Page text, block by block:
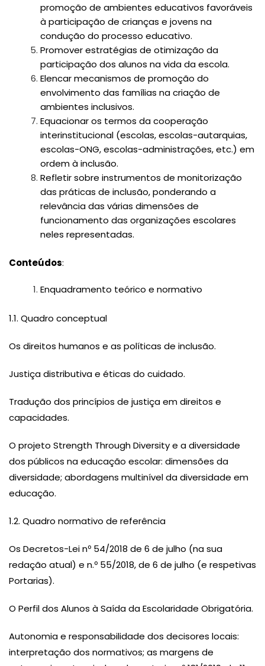
promoção de ambientes educativos favoráveis
à participação de crianças e jovens na
condução do processo educativo.
Promover estratégias de otimização da
participação dos alunos na vida da escola.
Elencar mecanismos de promoção do
envolvimento das famílias na criação de
ambientes inclusivos.
Equacionar os termos da cooperação
interinstitucional (escolas, escolas-autarquias,
escolas-ONG, escolas-administrações, etc.) em
ordem à inclusão.
Refletir sobre instrumentos de monitorização
das práticas de inclusão, ponderando a
relevância das várias dimensões de
funcionamento das organizações escolares
neles representadas.
Conteúdos:
Enquadramento teórico e normativo
1.1. Quadro conceptual
Os direitos humanos e as políticas de inclusão.
Justiça distributiva e éticas do cuidado.
Tradução dos princípios de justiça em direitos e
capacidades.
O projeto Strength Through Diversity e a diversidade
dos públicos na educação escolar: dimensões da
diversidade; abordagens multinível da diversidade em
educação.
1.2. Quadro normativo de referência
Os Decretos-Lei nº 54/2018 de 6 de julho (na sua
redação atual) e n.º 55/2018, de 6 de julho (e respetivas
Portarias).
O Perfil dos Alunos à Saída da Escolaridade Obrigatória.
Autonomia e responsabilidade dos decisores locais:
interpretação dos normativos; as margens de